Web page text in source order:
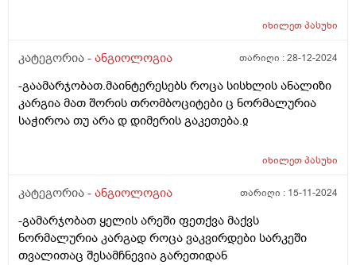
იხილეთპასუხი
კატეგორია - ანგიოლოგია თარიღი :28-12-2024
-გაამარჯობათ.მაინტერესებს როცა სისხლის ანალიზი
კარგია მათ შორის თრომბოციტები ც ნორმალურია
საჭიროა თუ არა დ დიმერის გაკეთება.ჲ
იხილეთპასუხი
კატეგორია - ანგიოლოგია თარიღი : 15-11-2024
-გამარჯობათ ყელის არეში ფეთქვა მაქვს
ნორმალურია კარგად როცა ვაკვირდები სარკეში
თვალითაც შესამჩნევია გარეთიდან